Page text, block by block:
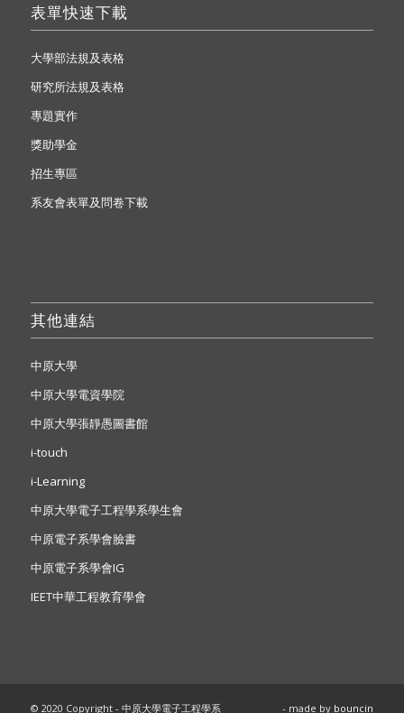
表單快速下載
大學部法規及表格
研究所法規及表格
專題實作
獎助學金
招生專區
系友會表單及問卷下載
其他連結
中原大學
中原大學電資學院
中原大學張靜愚圖書館
i-touch
i-Learning
中原大學電子工程學系學生會
中原電子系學會臉書
中原電子系學會IG
IEET中華工程教育學會
© 2020 Copyright - 中原大學電子工程學系 - made by bouncin